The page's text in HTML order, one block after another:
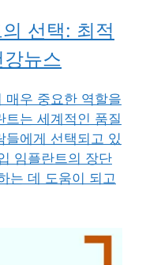
선택: 최적
뉴스
매우 중요한 역할을
트는 세계적인 품질
들에게 선택되고 있
임플란트의 장단
는 데 도움이 되고